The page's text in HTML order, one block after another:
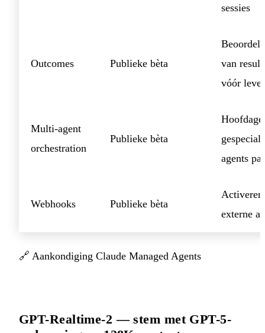
sessies
Outcomes Publieke bèta
van
vóór
Multi-agent
orchestration
Publieke bèta
agents
Webhooks Publieke bèta
externe
🔗 Aankondiging Claude Managed Agents
GPT-Realtime-2 — stem met GPT-5-